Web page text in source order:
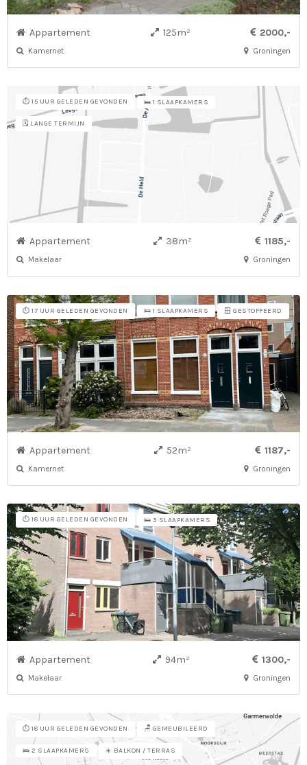
Appartement 125m² 2000,-
Kamernet Groningen
⏱️ 15 UUR GELEDEN GEVONDEN 🛌 1 SLAAPKAMERS
🗓️ LANGE TERMIJN
Appartement 38m² 1185,-
Makelaar Groningen
⏱️ 17 UUR GELEDEN GEVONDEN 🛌 1 SLAAPKAMERS 🪟 GESTOFFEERD
Appartement 52m² 1187,-
Kamernet Groningen
⏱️ 18 UUR GELEDEN GEVONDEN 🛌 3 SLAAPKAMERS
Appartement 94m² 1300,-
Makelaar Groningen
⏱️ 18 UUR GELEDEN GEVONDEN 🪑 GEMEUBILEERD
🛌 2 SLAAPKAMERS ☀️ BALKON / TERRAS